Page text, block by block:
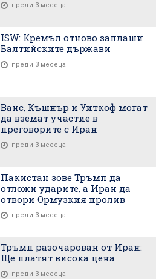
преди 3 месеца
ISW: Кремъл отново заплаши
Балтийските държави
преди 3 месеца
Ванс, Къшнър и Уиткоф могат
да вземат участие в
преговорите с Иран
преди 3 месеца
Пакистан зове Тръмп да
отложи ударите, а Иран да
отвори Ормузкия пролив
преди 3 месеца
Тръмп разочарован от Иран:
Ще платят висока цена
преди 3 месеца